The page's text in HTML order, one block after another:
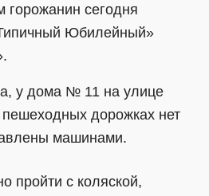
горожанин сегодня
Юбилейный»
у дома № 11 на улице
дорожках нет
машинами.
пройти с коляской,